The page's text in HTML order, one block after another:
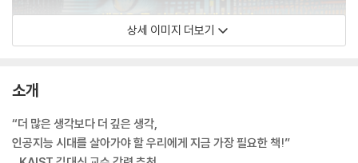
상세 이미지 더보기
소개
“더 많은 생각보다 더 깊은 생각,
인공지능 시대를 살아가야 할 우리에게 지금 가장 필요한 책!”